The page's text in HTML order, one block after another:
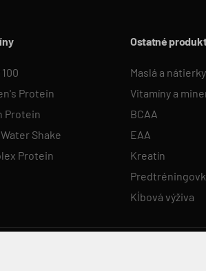
Protein
Protein
Shake
Protein
Ostatné
Maslá a nátierky
Vitamíny a
BCAA
EAA
Kreatín
Kĺbová výživa